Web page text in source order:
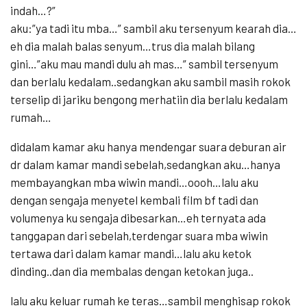
indah…?”
aku:”ya tadi itu mba…” sambil aku tersenyum kearah dia…
eh dia malah balas senyum…trus dia malah bilang
gini…”aku mau mandi dulu ah mas…” sambil tersenyum
dan berlalu kedalam..sedangkan aku sambil masih rokok
terselip di jariku bengong merhatiin dia berlalu kedalam
rumah…
didalam kamar aku hanya mendengar suara deburan air
dr dalam kamar mandi sebelah,sedangkan aku…hanya
membayangkan mba wiwin mandi…oooh…lalu aku
dengan sengaja menyetel kembali film bf tadi dan
volumenya ku sengaja dibesarkan…eh ternyata ada
tanggapan dari sebelah,terdengar suara mba wiwin
tertawa dari dalam kamar mandi…lalu aku ketok
dinding..dan dia membalas dengan ketokan juga..
lalu aku keluar rumah ke teras…sambil menghisap rokok